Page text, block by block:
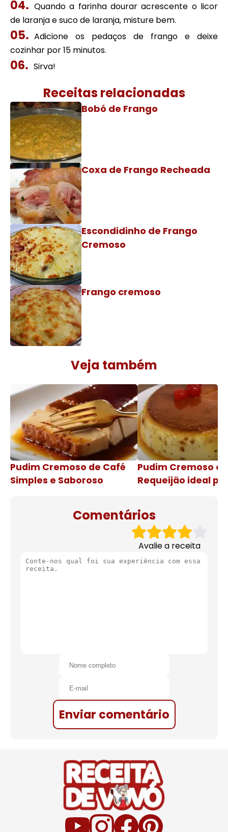
Quando a farinha dourar acrescente o licor
de laranja e suco de laranja, misture bem.
Adicione os pedaços de frango e deixe
cozinhar por 15 minutos.
Sirva!
Receitas relacionadas
Bobó de Frango
Coxa de Frango Recheada
Escondidinho de Frango
Cremoso
Frango cremoso
Veja também
Pudim Cremoso de Café
Simples e Saboroso
Pudim Cremoso
Requeijão ideal
Comentários
Avalie a receita
Enviar comentário